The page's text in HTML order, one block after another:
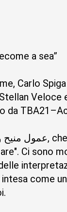
a sea”
Carlo
da
Ci sono
come